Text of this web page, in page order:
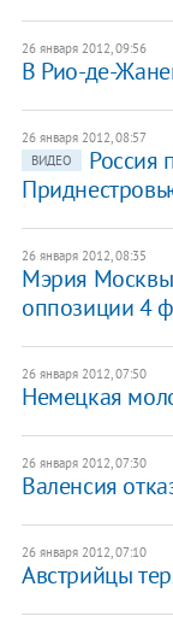
26 января 2012, 09:56
В Рио-де-
26 января 2012, 08:57
ВИДЕО
Россия
26 января 2012, 08:35
Мэрия
оппозиции 4
26 января 2012, 07:50
Немецкая
26 января 2012, 07:30
Валенсия
26 января 2012, 07:10
Австрийцы